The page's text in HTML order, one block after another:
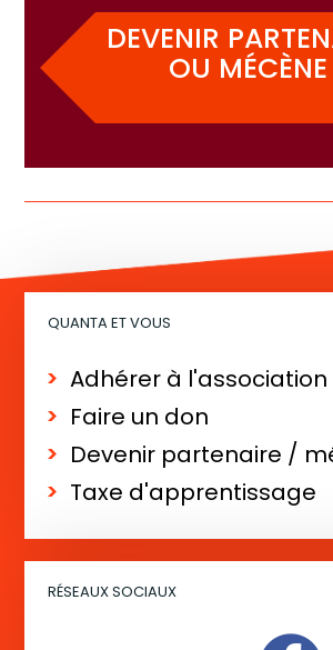
DEVENIR
OU MÉCÈNE
QUANTA ET VOUS
Adhérer à l'association
Faire un don
Devenir partenaire /
Taxe d'apprentissage
RÉSEAUX SOCIAUX